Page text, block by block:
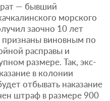
— бывший
морского
заочно 10 лет
виновным по
расправы и
размере. Так, экс-
в колонии
отбывать наказание
штраф в размере 900